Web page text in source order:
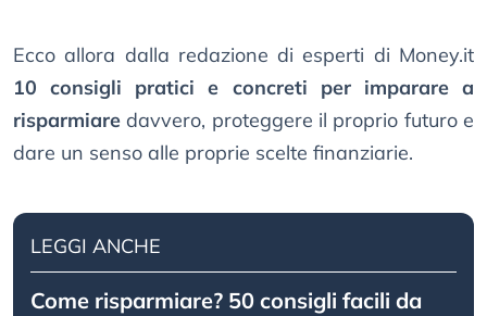
Ecco allora dalla redazione di esperti di Money.it
10 consigli pratici e concreti per imparare a
risparmiare davvero, proteggere il proprio futuro e
dare un senso alle proprie scelte finanziarie.
LEGGI ANCHE
Come risparmiare? 50 consigli facili da